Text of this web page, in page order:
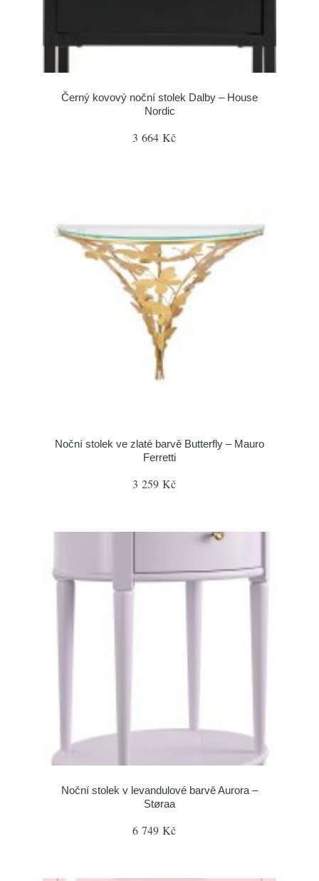
Černý kovový noční stolek Dalby – House
Nordic
3 664 Kč
Noční stolek ve zlaté barvě Butterfly – Mauro
Ferretti
3 259 Kč
Noční stolek v levandulové barvě Aurora –
Støraa
6 749 Kč